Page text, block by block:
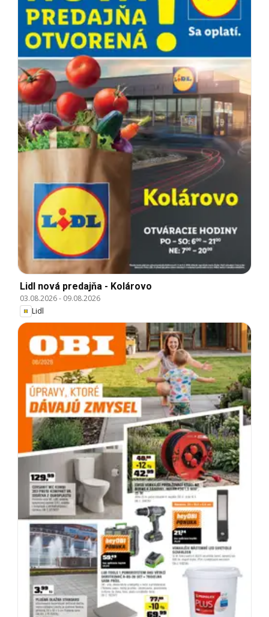
Lidl nová predajňa - Kolárovo
03.08.2026- 09.08.2026
Lidl